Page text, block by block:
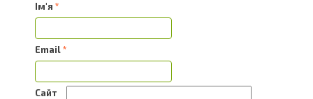
Ім'я *
Email*
Сайт